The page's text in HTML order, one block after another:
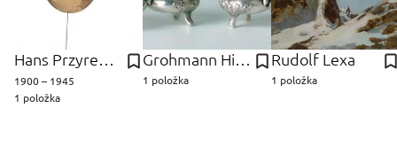
Hans Przyrembel
1900 – 1945
1 položka
Grohmann Hieromymus
1 položka
Rudolf Lexa
1 položka